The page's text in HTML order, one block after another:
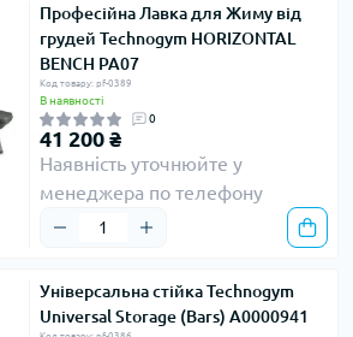
Професійна Лавка для Жиму від
грудей Technogym HORIZONTAL
BENCH PA07
Код товару: pf-0389
В наявності
0
41 200 ₴
Наявність уточнюйте у
менеджера по телефону
Універсальна стійка Technogym
Universal Storage (Bars) A0000941